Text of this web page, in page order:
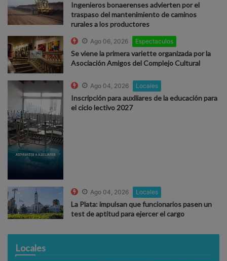
Ingenieros bonaerenses advierten por el
traspaso del mantenimiento de caminos
rurales a los productores
Ago 06, 2026 Espectaculos
Se viene la primera variette organizada por la
Asociación Amigos del Complejo Cultural
Ago 04, 2026 Locales
Inscripción para auxiliares de la educación para
el ciclo lectivo 2027
Ago 04, 2026 Locales
La Plata: impulsan que funcionarios pasen un
test de aptitud para ejercer el cargo
Locales